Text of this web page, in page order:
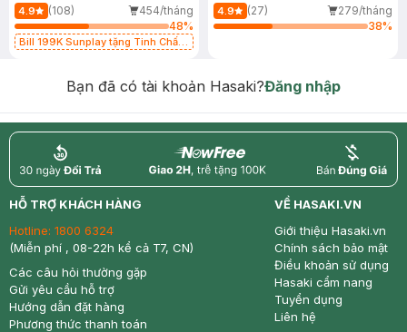
4.9 (108)
454/tháng
48%
Bill 199K Sunplay tặng Tinh Chất
4.9 (27)
279/tháng
38%
Bạn đã có tài khoản Hasaki?Đăng nhập
return nowfree price
HỖ TRỢ KHÁCH HÀNG
Hotline: 1800 6324
(Miễn phí , 08-22h kể cả T7, CN)
Các câu hỏi thường gặp
Gửi yêu cầu hỗ trợ
Hướng dẫn đặt hàng
Phương thức thanh toán
VỀ HASAKI.VN
Giới thiệu Hasaki.vn
Chính sách bảo mật
Điều khoản sử dụng
Hasaki cẩm nang
Tuyển dụng
Liên hệ